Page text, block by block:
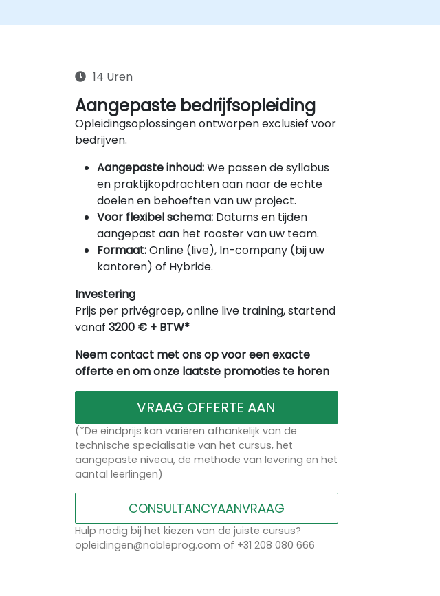
14 Uren
Aangepaste bedrijfsopleiding
Opleidingsoplossingen ontworpen exclusief voor
bedrijven.
Aangepaste inhoud:We passen de syllabus
en praktijkopdrachten aan naar de echte
doelen en behoeften van uw project.
Voor flexibel schema:Datums en tijden
aangepast aan het rooster van uw team.
Formaat:Online (live), In-company (bij uw
kantoren) of Hybride.
Investering
Prijs per privégroep, online live training, startend
vanaf 3200 € + BTW*
Neem contact met ons op voor een exacte
offerte en om onze laatste promoties te horen
VRAAG OFFERTE AAN
(*De eindprijs kan variëren afhankelijk van de
technische specialisatie van het cursus, het
aangepaste niveau, de methode van levering en het
aantal leerlingen)
CONSULTANCYAANVRAAG
Hulp nodig bij het kiezen van de juiste cursus?
opleidingen@nobleprog.com of +31 208 080 666